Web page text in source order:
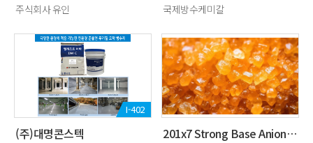
주식회사 유인 국제방수케미칼
I-402
(주)대명콘스텍 201x7 Strong Base Anion Exchange Resin (SBA)